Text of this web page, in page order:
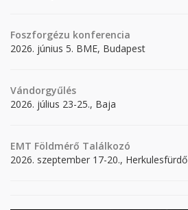
Foszforgézu konferencia
2026. június 5. BME, Budapest
Vándorgyűlés
2026. július 23-25., Baja
EMT Földmérő Találkozó
2026. szeptember 17-20., Herkulesfürdő